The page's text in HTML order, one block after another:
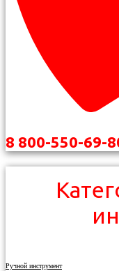
8 800-550-69-
Ручной инструмент